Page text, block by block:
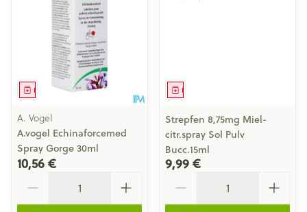
Médicament
A. Vogel
A.vogel Echinaforcemed
Spray Gorge 30ml
10,56 €
Médicament
Strepfen 8,75mg Miel-
citr.spray Sol Pulv
Bucc.15ml
9,99 €